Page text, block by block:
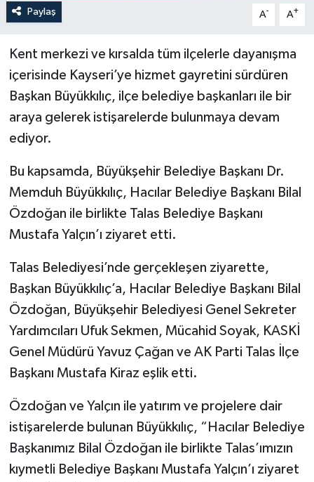
Paylaş A- A+
Kent merkezi ve kırsalda tüm ilçelerle dayanışma
içerisinde Kayseri’ye hizmet gayretini sürdüren
Başkan Büyükkılıç, ilçe belediye başkanları ile bir
araya gelerek istişarelerde bulunmaya devam
ediyor.
Bu kapsamda, Büyükşehir Belediye Başkanı Dr.
Memduh Büyükkılıç, Hacılar Belediye Başkanı Bilal
Özdoğan ile birlikte Talas Belediye Başkanı
Mustafa Yalçın’ı ziyaret etti.
Talas Belediyesi’nde gerçekleşen ziyarette,
Başkan Büyükkılıç’a, Hacılar Belediye Başkanı Bilal
Özdoğan, Büyükşehir Belediyesi Genel Sekreter
Yardımcıları Ufuk Sekmen, Mücahid Soyak, KASKİ
Genel Müdürü Yavuz Çağan ve AK Parti Talas İlçe
Başkanı Mustafa Kiraz eşlik etti.
Özdoğan ve Yalçın ile yatırım ve projelere dair
istişarelerde bulunan Büyükkılıç, “Hacılar Belediye
Başkanımız Bilal Özdoğan ile birlikte Talas’ımızın
kıymetli Belediye Başkanı Mustafa Yalçın’ı ziyaret